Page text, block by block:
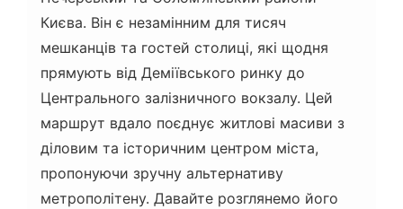
Києва. Він є незамінним для тисяч
мешканців та гостей столиці, які щодня
прямують від Деміївського ринку до
Центрального залізничного вокзалу. Цей
маршрут вдало поєднує житлові масиви з
діловим та історичним центром міста,
пропонуючи зручну альтернативу
метрополітену. Давайте розглянемо його